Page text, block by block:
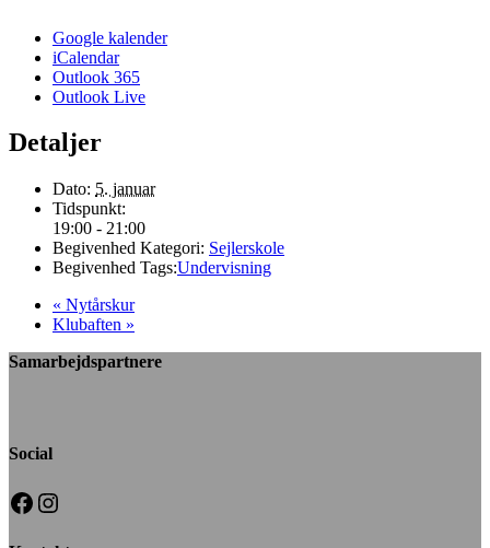
Google kalender
iCalendar
Outlook 365
Outlook Live
Detaljer
Dato: 5. januar
Tidspunkt:
19:00 - 21:00
Begivenhed Kategori: Sejlerskole
Begivenhed Tags:Undervisning
« Nytårskur
Klubaften »
Samarbejdspartnere
Social
Facebook
Instagram